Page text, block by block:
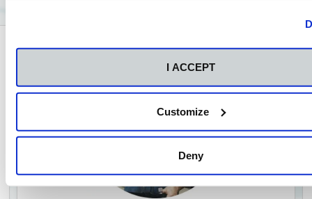
I ACCEPT
Customize
Deny